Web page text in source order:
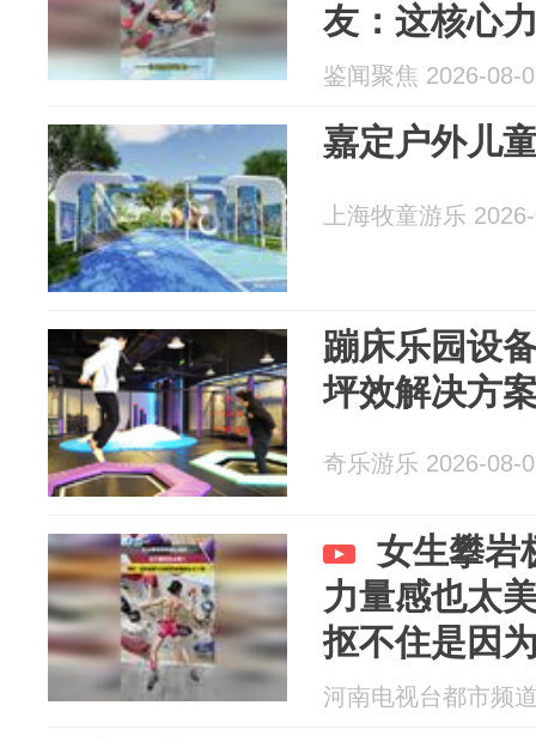
友：这核心
鉴闻聚焦 2026-08-
嘉定户外儿
上海牧童游乐
蹦床乐园设
坪效解决方
奇乐游乐 2026-08-
女生攀岩
力量感也太
抠不住是因
河南电视台都市频